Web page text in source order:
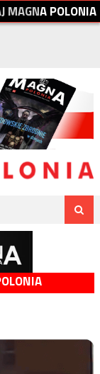
JMAGNAPOLONIA